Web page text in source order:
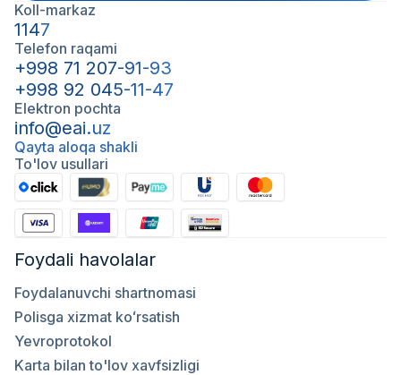
Koll-markaz
1147
Telefon raqami
+998 71 207-91-93
+998 92 045-11-47
Elektron pochta
info@eai.uz
Qayta aloqa shakli
To'lov usullari
Foydali havolalar
Foydalanuvchi shartnomasi
Polisga xizmat koʻrsatish
Yevroprotokol
Karta bilan to'lov xavfsizligi